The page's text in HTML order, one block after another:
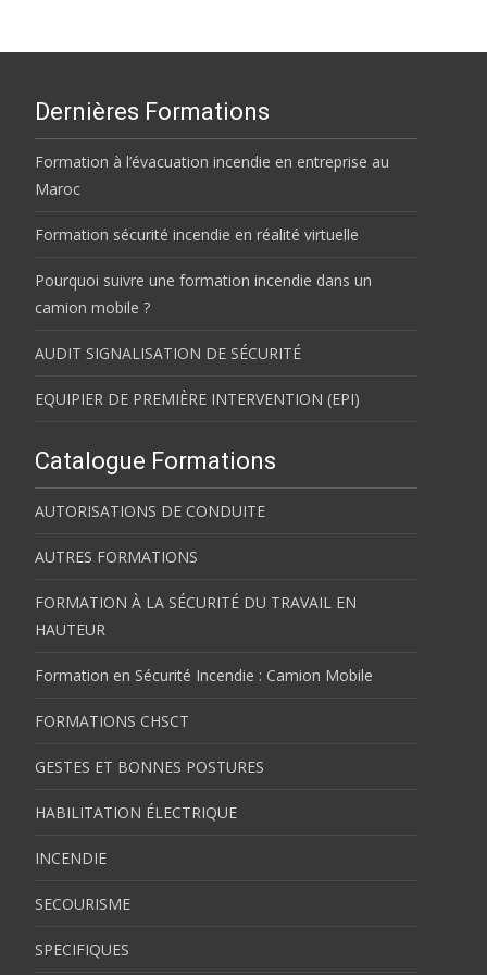
Dernières Formations
Formation à l’évacuation incendie en entreprise au
Maroc
Formation sécurité incendie en réalité virtuelle
Pourquoi suivre une formation incendie dans un
camion mobile ?
AUDIT SIGNALISATION DE SÉCURITÉ
EQUIPIER DE PREMIÈRE INTERVENTION (EPI)
Catalogue Formations
AUTORISATIONS DE CONDUITE
AUTRES FORMATIONS
FORMATION À LA SÉCURITÉ DU TRAVAIL EN
HAUTEUR
Formation en Sécurité Incendie : Camion Mobile
FORMATIONS CHSCT
GESTES ET BONNES POSTURES
HABILITATION ÉLECTRIQUE
INCENDIE
SECOURISME
SPECIFIQUES